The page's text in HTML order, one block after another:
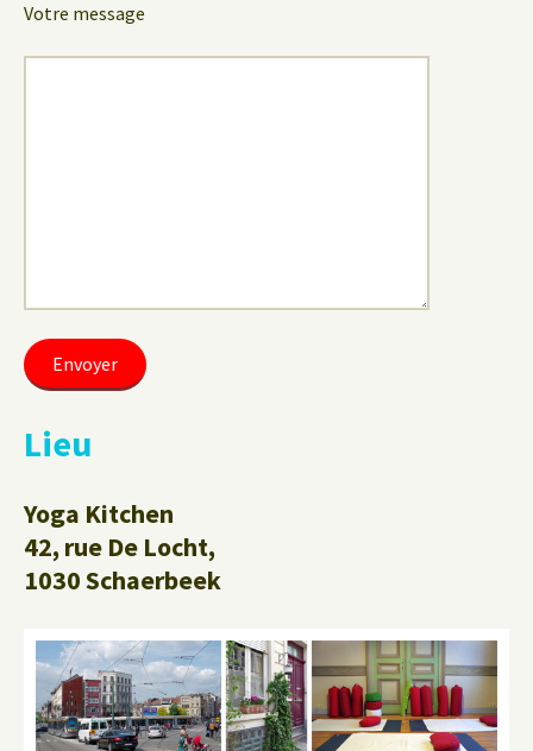
Votre message
Lieu
Yoga Kitchen
42, rue De Locht,
1030 Schaerbeek